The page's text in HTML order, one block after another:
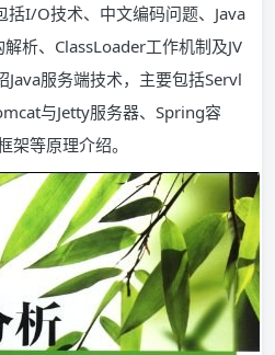
括I/O技术、中文编码问题、Java
析、ClassLoader工作机制及JV
服务端技术，主要包括Servl
与Jetty服务器、Spring容
等原理介绍。